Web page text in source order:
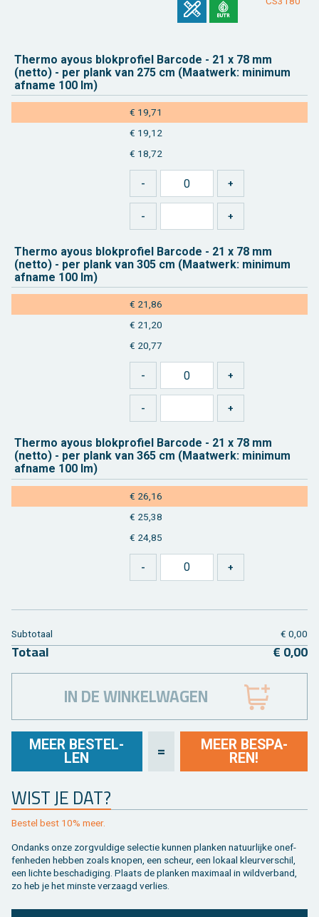
Ther­mo ayous blok­pro­fiel Bar­co­de - 21 x 78 mm
(netto) - per plank van 275 cm (Maat­werk: mi­ni­mum
af­na­me 100 lm)
€ 19,71
€ 19,12
€ 18,72
Ther­mo ayous blok­pro­fiel Bar­co­de - 21 x 78 mm
(netto) - per plank van 305 cm (Maat­werk: mi­ni­mum
af­na­me 100 lm)
€ 21,86
€ 21,20
€ 20,77
Ther­mo ayous blok­pro­fiel Bar­co­de - 21 x 78 mm
(netto) - per plank van 365 cm (Maat­werk: mi­ni­mum
af­na­me 100 lm)
€ 26,16
€ 25,38
€ 24,85
MEER BE­STEL­
LEN
=
MEER BE­SPA­
REN!
WIST JE DAT?
Be­stel best 10% meer.
On­danks onze zorg­vul­di­ge se­lec­tie kun­nen plan­ken na­tuur­lij­ke on­ef­
fen­he­den heb­ben zoals kno­pen, een scheur, een lo­kaal kleur­ver­schil,
een lich­te be­scha­di­ging. Plaats de plan­ken maxi­maal in wild­ver­band,
zo heb je het min­ste ver­zaagd ver­lies.
Sub­to­taal € 0,00
To­taal € 0,00
IN DE WINKELWAGEN